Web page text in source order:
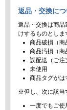
返品・交換に
返品・交換は商
けするものとしま
商品破損（商
商品汚損（商
誤配送（ご注
未使用
商品タグがは
※但し、次に該当
一度でもご使